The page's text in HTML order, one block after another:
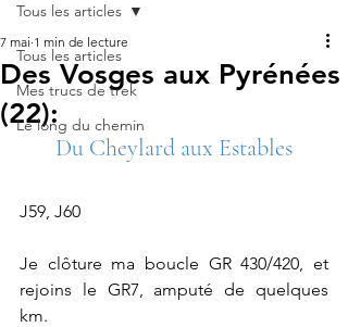
Tous les articles
Mes trucs de trek
Le long du chemin
Tous les articles
Des Vosges aux Pyrénées
(22):
7 mai 1 min de lecture
Du Cheylard aux Estables
J59, J60
Je clôture ma boucle GR 430/420, et
rejoins le GR7, amputé de quelques
km.